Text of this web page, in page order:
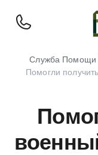
Служба Помощи
Помогли